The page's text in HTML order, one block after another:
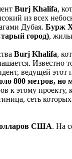
Burj Khalifa,
из всех
Дубая. Бурж
город),
Burj Khalifa,
ведущей этот
800 метров,
к этому
сеть
США. На